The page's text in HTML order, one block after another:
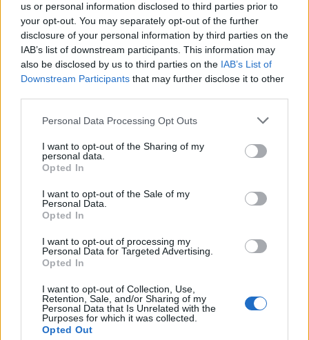
us or personal information disclosed to third parties prior to
your opt-out. You may separately opt-out of the further
disclosure of your personal information by third parties on the
IAB’s list of downstream participants. This information may
also be disclosed by us to third parties on the IAB’s List of
Downstream Participants that may further disclose it to other
Please note that this website/app uses one or more Google
not limited to your visit or usage behaviour. You may click to
grant or deny consent to Google and its third-party tags to
use your data for below specified purposes in below Google
consent section.
Personal Data Processing Opt Outs
I want to opt-out of the Sharing of my
personal data.
Opted In
I want to opt-out of the Sale of my
Personal Data.
Opted In
I want to opt-out of processing my
Personal Data for Targeted Advertising.
Opted In
I want to opt-out of Collection, Use,
Retention, Sale, and/or Sharing of my
Personal Data that Is Unrelated with the
Purposes for which it was collected.
Opted Out
Az atomerőmű egyetlen hatása a környezetre, hogy a
Duna vizét némileg felmelegíti
MAGYAR ÉPÍTŐK